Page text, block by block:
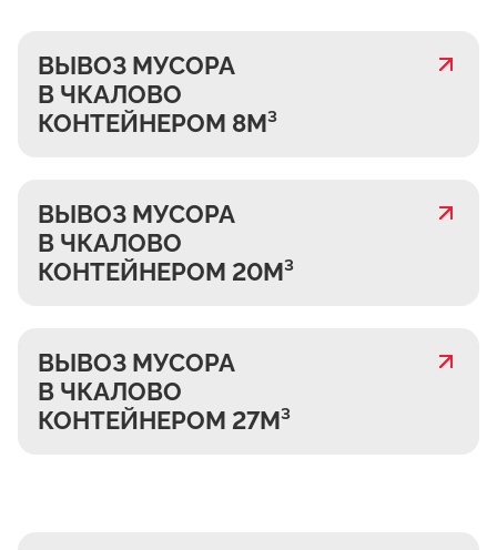
ВЫВОЗ МУСОРА
В ЧКАЛОВО
КОНТЕЙНЕРОМ 8М³
ВЫВОЗ МУСОРА
В ЧКАЛОВО
КОНТЕЙНЕРОМ 20М³
ВЫВОЗ МУСОРА
В ЧКАЛОВО
КОНТЕЙНЕРОМ 27М³